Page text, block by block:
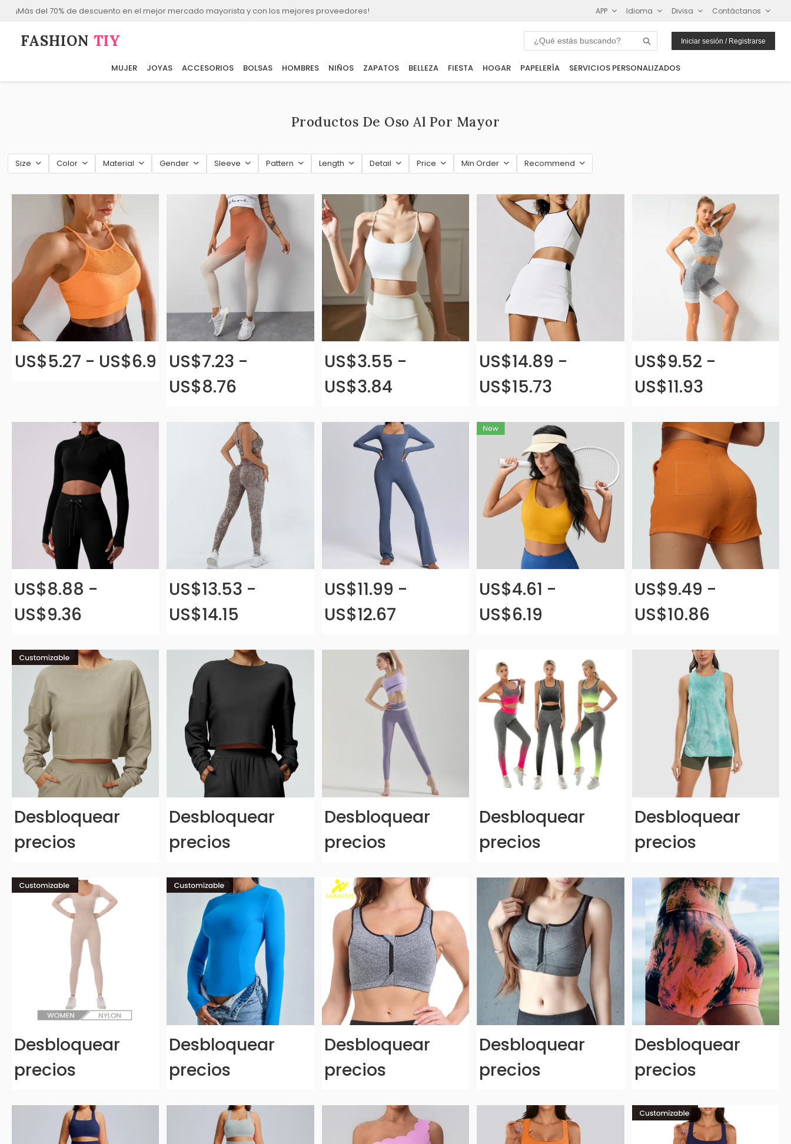
¡Más del 70% de descuento en el mejor mercado mayorista y con los mejores proveedores! APP Idioma Divisa Contáctanos
FASHION⁠ TIY Iniciar sesión / Registrarse
MUJER JOYAS ACCESORIOS BOLSAS HOMBRES NIÑOS ZAPATOS BELLEZA FIESTA HOGAR PAPELERÍA SERVICIOS PERSONALIZADOS
Productos De Oso Al Por Mayor
Size Color Material Gender Sleeve Pattern Length Detail Price Min Order Recommend
US$5.27 - US$6.9
US$7.23 -
US$8.76
US$3.55 -
US$3.84
US$14.89 -
US$15.73
US$9.52 -
US$11.93
US$8.88 -
US$9.36
US$13.53 -
US$14.15
US$11.99 -
US$12.67
US$4.61 -
US$6.19
US$9.49 -
US$10.86
Desbloquear
precios
Desbloquear
precios
Desbloquear
precios
Desbloquear
precios
Desbloquear
precios
Desbloquear
precios
Desbloquear
precios
Desbloquear
precios
Desbloquear
precios
Desbloquear
precios